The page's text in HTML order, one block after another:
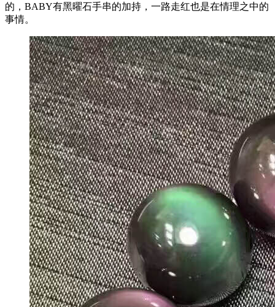
的，BABY有黑曜石手串的加持，一路走红也是在情理之中的
事情。